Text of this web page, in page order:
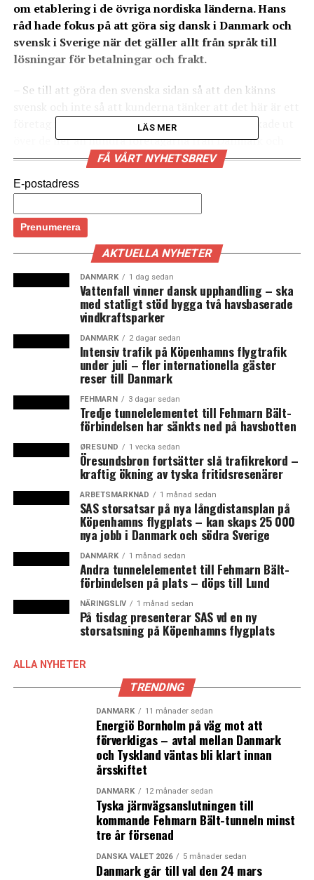
om etablering i de övriga nordiska länderna. Hans
råd hade fokus på att göra sig dansk i Danmark och
svensk i Sverige när det gäller allt från språk till
lösningar för betalningar och frakt.
– Se till att göra den svenska sidan så att den känns
företag från Danmark, sade Emil Nissen och blickade ut
över de fler än hundra företagarna från Danmark och
Sverige.
Han sammanfattade sin erfarenhet av att etablera sig i
Använd lokalt språk på hemsidan
Skapa lokala betalningslösningar – i Sverige
Swish, Klarna och betalkort
Nyttja lokala fraktlösningar
Öppna ett bankkonto i varje land företaget
verkar i
Använd nationellt e-mail och telefonnummer
Samla in feedback från kunder innan du lanserar
Investera i Google Ads och Facebook Ads
Använd AI till kundservice, översättningar mm
Emil Nissen lyfte fram vikten av att använda den
senaste AI-tekniken för att snabbt och billigt hantera
översättningar och kundtjänst så att kunderna
uppfattar företaget som lokalt i varje land. Han är
medgrundare av webbföretaget Bland Selv Frø som
säljer fröer till trädgårdsintresserade. Satsningen på
nya marknader har varit framgångsrik. Uppstarten i
Sverige har gett en omsättning på 2,2 miljoner DKK
under 2024 för att förväntas nå 6,2 miljoner under 2025
med målet att nå 9,5 miljoner under 2026. Idag är
företaget verksamhet i hela Norden.
Öresundskonferensen One Market etablerades förra
året på Tivoli Hotel i Köpenhamn och är ett samarbete
mellan danska SparringsPartnerne och svenska
NyföretagarCentrum Öresund med stöd av ett stort
antal partners. Fokus är på att låta små danska och
svenska företag att berätta hur de lyckats inleda en
satsning på andra sidan Öresund med konkreta tips. Vid
konferensen delas även ett företagspris ut.
Denna nyhet utgör en oberoende och journalistiskt
värderad del av projektet ”Gränspendling över Öresund
med unga i fokus” där Øresundsinstituttet och News
LÄS MER
FÅ VÅRT NYHETSBREV
E-postadress
AKTUELLA NYHETER
DANMARK 1 dag sedan
Vattenfall vinner dansk upphandling – ska
med statligt stöd bygga två havsbaserade
vindkraftsparker
DANMARK 2 dagar sedan
Intensiv trafik på Köpenhamns flygtrafik
under juli – fler internationella gäster
reser till Danmark
FEHMARN 3 dagar sedan
Tredje tunnelelementet till Fehmarn Bält-
förbindelsen har sänkts ned på havsbotten
ØRESUND 1 vecka sedan
Öresundsbron fortsätter slå trafikrekord –
kraftig ökning av tyska fritidsresenärer
ARBETSMARKNAD 1 månad sedan
SAS storsatsar på nya långdistansplan på
Köpenhamns flygplats – kan skaps 25 000
nya jobb i Danmark och södra Sverige
DANMARK 1 månad sedan
Andra tunnelelementet till Fehmarn Bält-
förbindelsen på plats – döps till Lund
NÄRINGSLIV 1 månad sedan
På tisdag presenterar SAS vd en ny
storsatsning på Köpenhamns flygplats
ALLA NYHETER
TRENDING
DANMARK 11 månader sedan
Energiö Bornholm på väg mot att
förverkligas – avtal mellan Danmark
och Tyskland väntas bli klart innan
årsskiftet
DANMARK 12 månader sedan
Tyska järnvägsanslutningen till
kommande Fehmarn Bält-tunneln minst
tre år försenad
DANSKA VALET 2026 5 månader sedan
Danmark går till val den 24 mars